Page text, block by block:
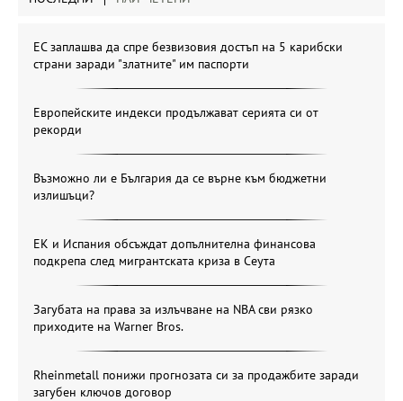
ЕС заплашва да спре безвизовия достъп на 5 карибски
страни заради "златните" им паспорти
Европейските индекси продължават серията си от
рекорди
Възможно ли е България да се върне към бюджетни
излишъци?
ЕК и Испания обсъждат допълнителна финансова
подкрепа след мигрантската криза в Сеута
Загубата на права за излъчване на NBA сви рязко
приходите на Warner Bros.
Rheinmetall понижи прогнозата си за продажбите заради
загубен ключов договор